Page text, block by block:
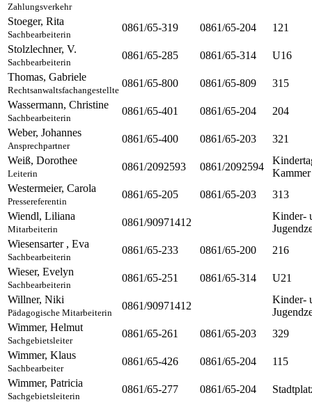
Zahlungsverkehr
Stoeger, Rita
Sachbearbeiterin
0861/65-319 0861/65-204
121
Stolzlechner, V.
Sachbearbeiterin
0861/65-285 0861/65-314
U16
Thomas, Gabriele
Rechtsanwaltsfachangestellte
0861/65-800 0861/65-809
315
Wassermann, Christine
Sachbearbeiterin
0861/65-401 0861/65-204
204
Weber, Johannes
Ansprechpartner
0861/65-400 0861/65-203
321
Weiß, Dorothee
Leiterin
0861/2092593 0861/2092594
Kammer
Westermeier, Carola
Pressereferentin
0861/65-205 0861/65-203
313
Wiendl, Liliana
Mitarbeiterin
0861/90971412
Kinder-
Wiesensarter , Eva
Sachbearbeiterin
0861/65-233 0861/65-200
216
Wieser, Evelyn
Sachbearbeiterin
0861/65-251 0861/65-314
U21
Willner, Niki
Pädagogische Mitarbeiterin
0861/90971412
Kinder-
Wimmer, Helmut
Sachgebietsleiter
0861/65-261 0861/65-203
329
Wimmer, Klaus
Sachbearbeiter
0861/65-426 0861/65-204
115
Wimmer, Patricia
Sachgebietsleiterin
0861/65-277 0861/65-204